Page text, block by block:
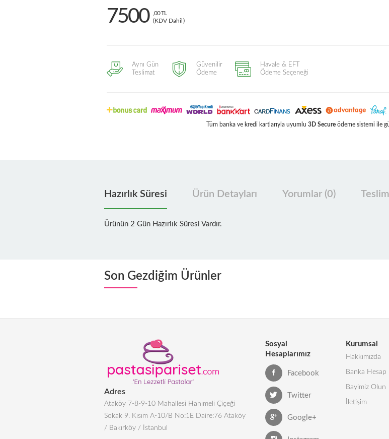
7500
,00 TL
(KDV Dahil)
Aynı Gün
Teslimat
Güvenilir
Ödeme
Havale & EFT
Ödeme Seçeneği
Tüm banka ve kredi kartlarıyla uyumlu 3D Secureödeme sistemi ile
Hazırlık Süresi Ürün Detayları Yorumlar (0)
Ürünün 2 Gün Hazırlık Süresi Vardır.
Son Gezdiğim Ürünler
Adres
Ataköy 7-8-9-10 Mahallesi Hanımeli Çiçeği
Sokak 9. Kısım A-10/B No:1E Daire:76 Ataköy
/ Bakırköy / İstanbul
Sosyal
Hesaplarımız
Facebook
Twitter
Google+
Kurumsal
Hakkımızda
Banka Hesap
Bayimiz Olun
İletişim